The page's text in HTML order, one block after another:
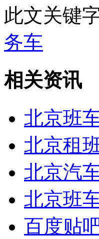
此文关键字
务车
相关资讯
北京班
北京租
北京汽
北京班
百度贴